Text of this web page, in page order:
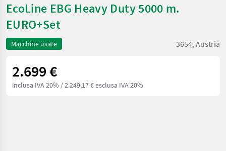
EcoLine EBG Heavy Duty 5000 m.
EURO+Set
Macchine usate 3654, Austria
2.699 €
inclusa IVA 20% / 2.249,17 € esclusa IVA 20%